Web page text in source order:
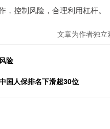
控制风险，合理利用杠杆。
文章为作者独
险
国人保排名下滑超30位